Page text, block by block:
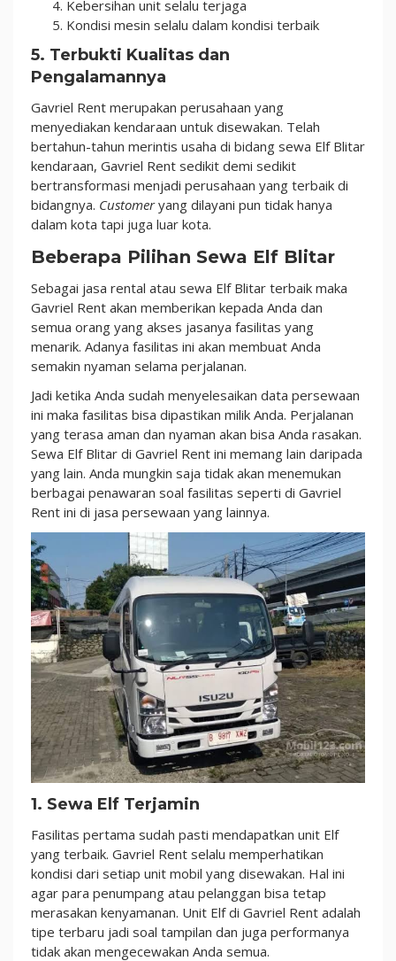
Kebersihan unit selalu terjaga
Kondisi mesin selalu dalam kondisi terbaik
5. Terbukti Kualitas dan
Pengalamannya
Gavriel Rent merupakan perusahaan yang
menyediakan kendaraan untuk disewakan. Telah
bertahun-tahun merintis usaha di bidang sewa Elf Blitar
kendaraan, Gavriel Rent sedikit demi sedikit
bertransformasi menjadi perusahaan yang terbaik di
bidangnya. Customeryang dilayani pun tidak hanya
dalam kota tapi juga luar kota.
Beberapa Pilihan Sewa Elf Blitar
Sebagai jasa rental atau sewa Elf Blitar terbaik maka
Gavriel Rent akan memberikan kepada Anda dan
semua orang yang akses jasanya fasilitas yang
menarik. Adanya fasilitas ini akan membuat Anda
semakin nyaman selama perjalanan.
Jadi ketika Anda sudah menyelesaikan data persewaan
ini maka fasilitas bisa dipastikan milik Anda. Perjalanan
yang terasa aman dan nyaman akan bisa Anda rasakan.
Sewa Elf Blitar di Gavriel Rent ini memang lain daripada
yang lain. Anda mungkin saja tidak akan menemukan
berbagai penawaran soal fasilitas seperti di Gavriel
Rent ini di jasa persewaan yang lainnya.
1. Sewa Elf Terjamin
Fasilitas pertama sudah pasti mendapatkan unit Elf
yang terbaik. Gavriel Rent selalu memperhatikan
kondisi dari setiap unit mobil yang disewakan. Hal ini
agar para penumpang atau pelanggan bisa tetap
merasakan kenyamanan. Unit Elf di Gavriel Rent adalah
tipe terbaru jadi soal tampilan dan juga performanya
tidak akan mengecewakan Anda semua.